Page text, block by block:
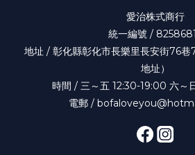
愛治株式商行
統一編號 /
地址 / 彰化縣彰化市長樂里長安街76巷
地址）
時間 / 三～五 12:30-19:00 六～
電郵 /